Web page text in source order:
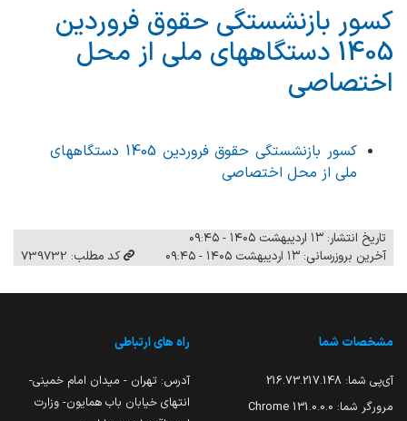
کسور بازنشستگی حقوق فروردین
1405 دستگاههای ملی از محل
اختصاصی
کسور بازنشستگی حقوق فروردین 1405 دستگاههای
ملی از محل اختصاصی
تاریخ انتشار: ۱۳ اردیبهشت ۱۴۰۵ - ۰۹:۴۵
آخرین بروزرسانی: ۱۳ اردیبهشت ۱۴۰۵ - ۰۹:۴۵
کد مطلب: 739732
مشخصات شما
آی‌پی شما: 216.73.217.148
مرورگر شما: 131.0.0.0 Chrome
راه های ارتباطی
آدرس: تهران - میدان امام خمینی-
انتهای خیابان باب همایون- وزارت